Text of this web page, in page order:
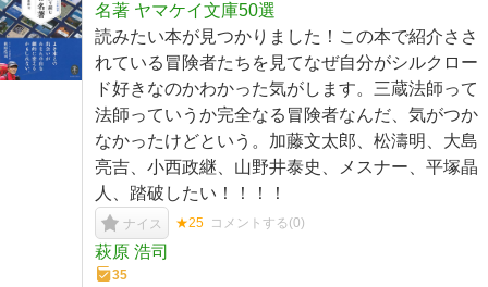
名著 ヤマケイ文庫50選
読みたい本が見つかりました！この本で紹介ささ
れている冒険者たちを見てなぜ自分がシルクロー
ド好きなのかわかった気がします。三蔵法師って
法師っていうか完全なる冒険者なんだ、気がつか
なかったけどという。加藤文太郎、松濤明、大島
亮吉、小西政継、山野井泰史、メスナー、平塚晶
人、踏破したい！！！！
ナイス ★25 コメントする(0)
萩原 浩司
35